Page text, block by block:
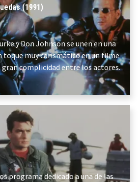
(1991)
y Don Johnson se unen en una
toque muy carismático en un filme
gran complicidad entre los actores.
programa dedicado a una de las